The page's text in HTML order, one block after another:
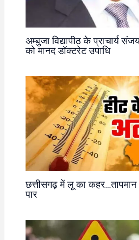
अम्बुजा विद्यापीठ के प्राचार्य
को मानद डॉक्टरेट उपाधि
छत्तीसगढ़ में लू का
पार